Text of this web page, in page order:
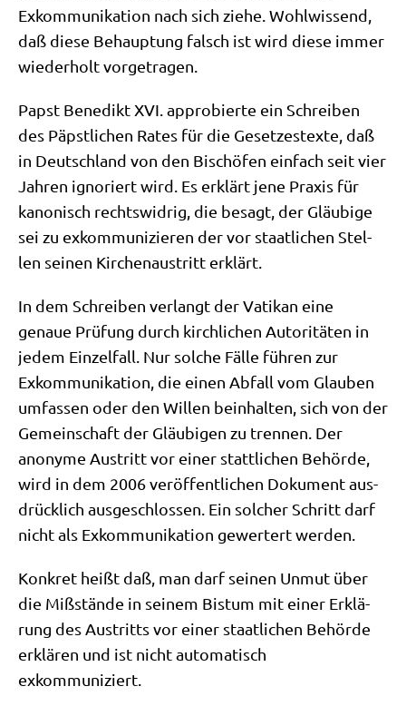
Exkom­mu­ni­ka­ti­on nach sich zie­he. Wohl­wis­send,
daß die­se Behaup­tung falsch ist wird die­se immer
wie­der­holt vorgetragen.
Papst Bene­dikt XVI. appro­bier­te ein Schrei­ben
des Päpst­li­chen Rates für die Geset­zes­tex­te, daß
in Deutsch­land von den Bischö­fen ein­fach seit vier
Jah­ren igno­riert wird. Es erklärt jene Pra­xis für
kano­nisch rechts­wid­rig, die besagt, der Gläu­bi­ge
sei zu exkom­mu­ni­zie­ren der vor staat­li­chen Stel­
len sei­nen Kir­chen­aus­tritt erklärt.
In dem Schrei­ben ver­langt der Vati­kan eine
genaue Prü­fung durch kirch­li­chen Auto­ri­tä­ten in
jedem Ein­zel­fall. Nur sol­che Fäl­le füh­ren zur
Exkom­mu­ni­ka­ti­on, die einen Abfall vom Glau­ben
umfas­sen oder den Wil­len beinhal­ten, sich von der
Gemein­schaft der Gläu­bi­gen zu tren­nen. Der
anony­me Aus­tritt vor einer statt­li­chen Behör­de,
wird in dem 2006 ver­öf­fent­li­chen Doku­ment aus­
drück­lich aus­ge­schlos­sen. Ein sol­cher Schritt darf
nicht als Exkom­mu­ni­ka­ti­on gewer­tert werden.
Kon­kret heißt daß, man darf sei­nen Unmut über
die Miß­stän­de in sei­nem Bis­tum mit einer Erklä­
rung des Aus­tritts vor einer staat­li­chen Behör­de
erklä­ren und ist nicht auto­ma­tisch
exkommuniziert.